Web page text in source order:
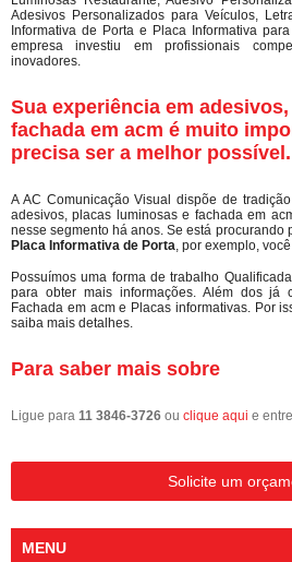
Adesivos Personalizados para Veículos,
Informativa de Porta e Placa Informativa
empresa investiu em profissionais
inovadores.
Sua experiência em
fachada em acm é muito
precisa ser a melhor possível.
A AC Comunicação Visual dispõe de
adesivos, placas luminosas e fachada em
nesse segmento há anos. Se está procurando
Placa Informativa de Porta, por exemplo,
Possuímos uma forma de trabalho
para obter mais informações. Além dos já
Fachada em acm e Placas informativas. Por
saiba mais detalhes.
Para saber mais sobre
Ligue para 11 3846-3726 ou clique aqui e
Solicite um
MENU